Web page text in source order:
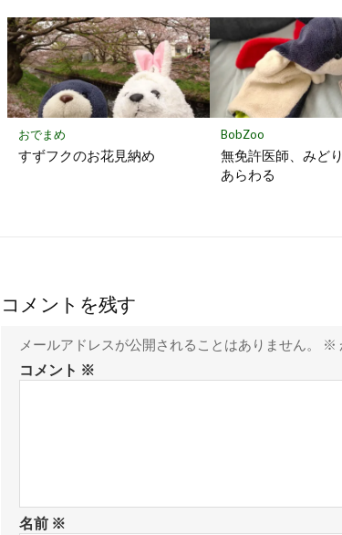
おでまめ
すずフクのお花見納め
BobZoo
無免許医師、みど
あらわる
コメントを残す
メールアドレスが公開されることはありません。 ※
コメント ※
名前 ※